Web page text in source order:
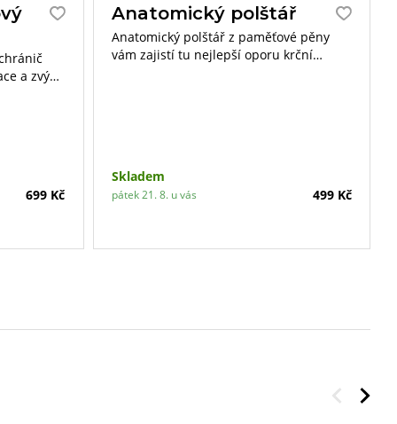
a zvýší
699 Kč
Anatomický polštář
Anatomický polštář z paměťové pěny
vám zajistí tu nejlepší oporu krční
Skladem
pátek 21. 8. u vás 499 Kč